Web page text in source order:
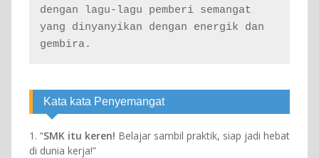
dengan lagu-lagu pemberi semangat
yang dinyanyikan dengan energik dan
gembira.
Kata kata Penyemangat
1. “SMK itu keren! Belajar sambil praktik, siap jadi hebat
di dunia kerja!”